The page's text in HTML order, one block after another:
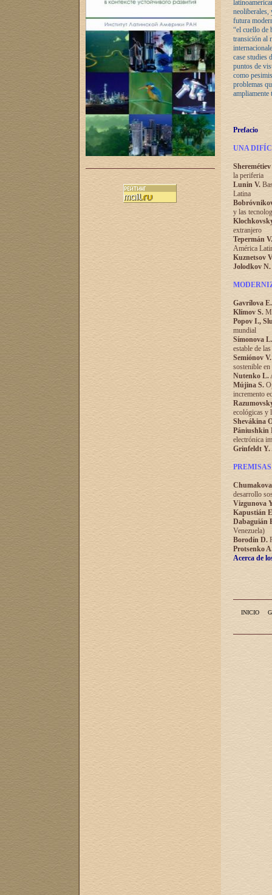
neoliberales,
futura
“el cuello de
transición al
case studies
puntos de
como
problemas
ampliamente
Prefacio
UNA
la periferia
Lunin V.
Latina
y las
extranjero
Tepermán V.
América
Kuznetsov
Jolodkov N.
Gavrílova E.
Klímov S.
Popov I.,
mundial
Símonova L.
estable de
Semiónov V.
sostenible en
Nutenko L.
Mújina S.
incremento
ecológicas y
Shevákina
Pániushkin
electrónica
Grinfeldt Y.
desarrollo
Vizgunova
Kapustián
Dabaguián
Venezuela)
Borodín D.
Protsenko
Acerca de
INICIO